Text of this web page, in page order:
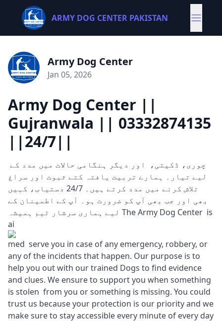
ARMY DOG CENTER PAKISTAN
Army Dog Center
Jan 05, 2026
Army Dog Center ||
Gujranwala || 03332874135
||24/7||
لیے تیار۔ ہمارے تربیت یافتہ کتے ثبوت اور سراغ
تلاش کرنے میں مدد کرتے ہیں۔ 24/7 دستیاب، کہیں
بھی اور جب بھی آپ کو ضرورت ہو۔ آپ کے اطمینان کے
لیے ہماری سرشار ٹیم ہمیشہ The Army Dog Center is
ai
med serve you in case of any emergency, robbery, or
any of the incidents that happen. Our purpose is to
help you out with our trained Dogs to find evidence
and clues. We ensure to support you when something
is stolen from you or something is missing. You could
trust us because your protection is our priority and we
make sure to stay accessible every minute of every day